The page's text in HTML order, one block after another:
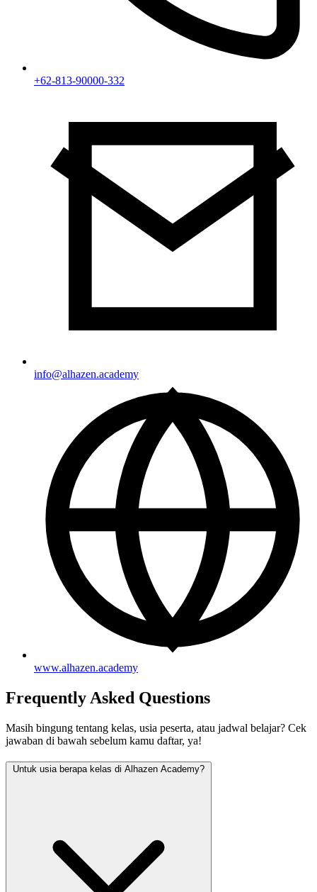
+62-813-90000-332
info@alhazen.academy
www.alhazen.academy
Frequently Asked Questions
Masih bingung tentang kelas, usia peserta, atau jadwal belajar? Cek
jawaban di bawah sebelum kamu daftar, ya!
Untuk usia berapa kelas di Alhazen Academy?